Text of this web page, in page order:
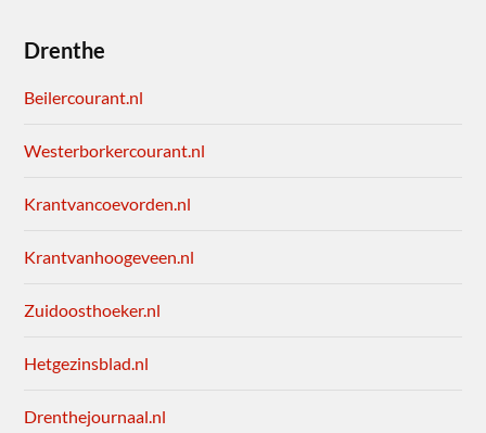
Drenthe
Beilercourant.nl
Westerborkercourant.nl
Krantvancoevorden.nl
Krantvanhoogeveen.nl
Zuidoosthoeker.nl
Hetgezinsblad.nl
Drenthejournaal.nl